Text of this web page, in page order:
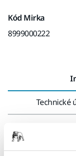
Kód Mirka
8999000222
Technické
Dust Extractor
class dust